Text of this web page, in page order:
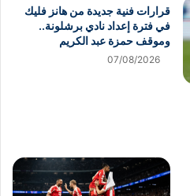
قرارات فنية جديدة من هانز فليك
في فترة إعداد نادي برشلونة..
وموقف حمزة عبد الكريم
07/08/2026